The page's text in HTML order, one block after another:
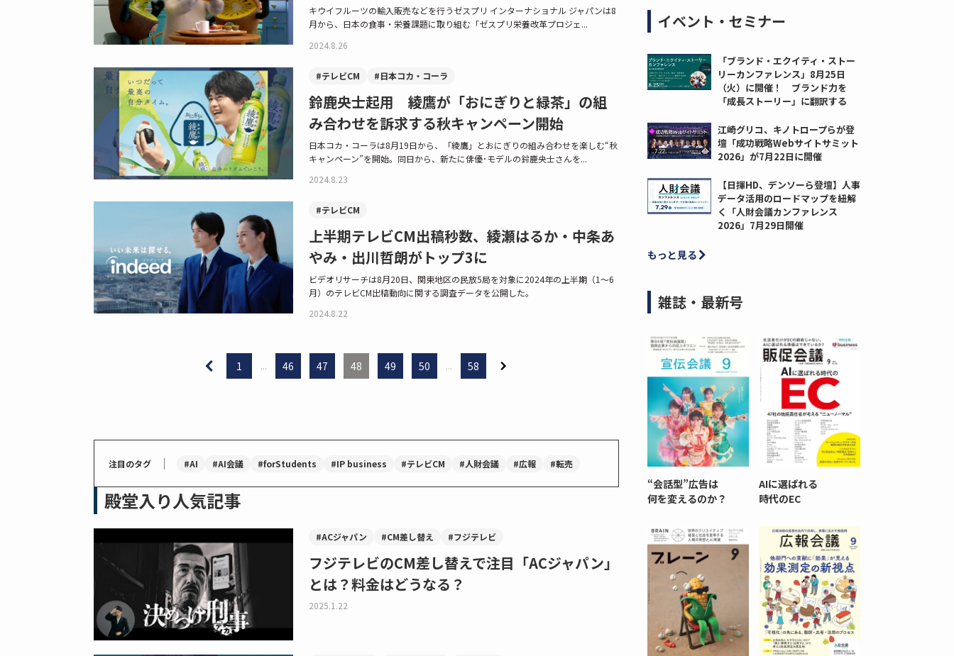
キウイフルーツの輸入販売などを行うゼスプリ インターナショナル ジャパンは8
月から、日本の食事・栄養課題に取り組む「ゼスプリ栄養改革プロジェ...
2024.8.26
#テレビCM #日本コカ・コーラ
鈴鹿央士起用 綾鷹が「おにぎりと緑茶」の組
み合わせを訴求する秋キャンペーン開始
日本コカ・コーラは8月19日から、「綾鷹」とおにぎりの組み合わせを楽しむ“秋
キャンペーン”を開始。同日から、新たに俳優･モデルの鈴鹿央士さんを...
2024.8.23
#テレビCM
上半期テレビCM出稿秒数、綾瀬はるか・中条あ
やみ・出川哲朗がトップ3に
ビデオリサーチは8月20日、関東地区の民放5局を対象に2024年の上半期（1～6
月）のテレビCM出稿動向に関する調査データを公開した。
2024.8.22
1 ... 46 47 48 49 50 ... 58
注目のタグ ｜ #AI #AI会議 #forStudents #IP business #テレビCM #人財会議 #広報 #転売
殿堂入り人気記事
#ACジャパン #CM差し替え #フジテレビ
フジテレビのCM差し替えで注目「ACジャパン」
とは？料金はどうなる？
2025.1.22
イベント・セミナー
「ブランド・エクイティ・ストー
リーカンファレンス」8月25日
（火）に開催！ ブランド力を
「成長ストーリー」に翻訳する
江崎グリコ、キノトロープらが登
壇「成功戦略Webサイトサミット
2026」が7月22日に開催
【日揮HD、デンソーら登壇】人事
データ活用のロードマップを紐解
く「人財会議カンファレンス
2026」7月29日開催
もっと見る
雑誌・最新号
“会話型”広告は
何を変えるのか？
AIに選ばれる
時代のEC